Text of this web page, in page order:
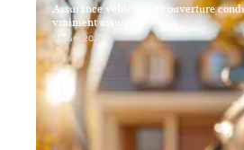
Assurance véhicule et couverture
vraiment assuré ?
11 mars 2026